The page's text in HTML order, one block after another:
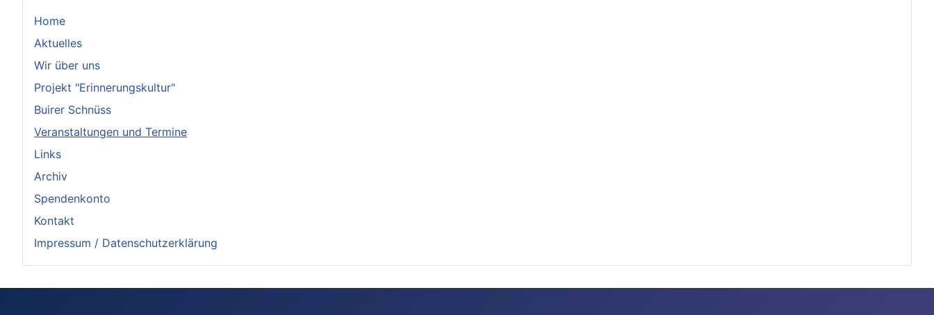
Home
Aktuelles
Wir über uns
Projekt "Erinnerungskultur"
Buirer Schnüss
Veranstaltungen und Termine
Links
Archiv
Spendenkonto
Kontakt
Impressum / Datenschutzerklärung